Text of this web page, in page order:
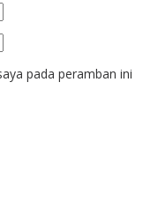
pada peramban ini